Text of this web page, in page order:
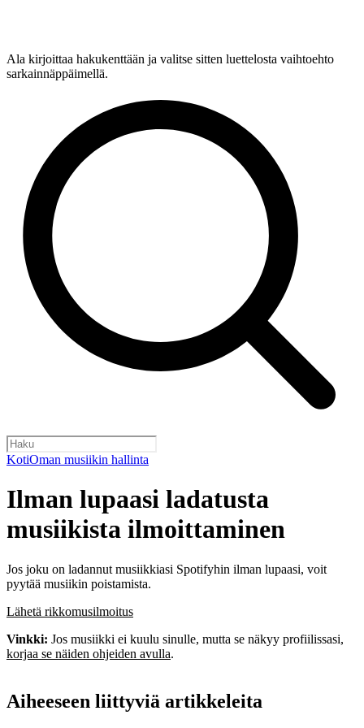
Ala kirjoittaa hakukenttään ja valitse sitten luettelosta vaihtoehto
sarkainnäppäimellä.
KotiOman musiikin hallinta
Ilman lupaasi ladatusta
musiikista ilmoittaminen
Jos joku on ladannut musiikkiasi Spotifyhin ilman lupaasi, voit
pyytää musiikin poistamista.
Lähetä rikkomusilmoitus
Vinkki: Jos musiikki ei kuulu sinulle, mutta se näkyy profiilissasi,
korjaa se näiden ohjeiden avulla.
Aiheeseen liittyviä artikkeleita